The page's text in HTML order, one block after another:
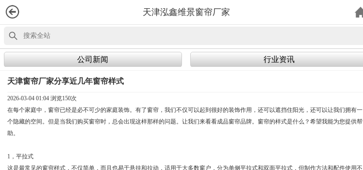
天津泓鑫维景窗帘厂家
公司新闻 行业资讯
天津窗帘厂家分享近几年窗帘样式
2026-03-04 01:04 浏览150次
在每个家庭中，窗帘已经是必不可少的家庭装饰。有了窗帘，我们不仅可以起到很好的装饰作用，还可以遮挡住阳光，还可以让我们拥有一
个隐藏的空间。但是当我们购买窗帘时，总会出现这样那样的问题。让我们来看看成品窗帘品牌。窗帘的样式是什么？希望我能为您提供帮
助。
1，平拉式
这是最常见的窗帘样式，不仅简单，而且也易于悬挂和拉动，适用于大多数窗户，分为单侧平拉式和双面平拉式，但制作方法和配件使用不